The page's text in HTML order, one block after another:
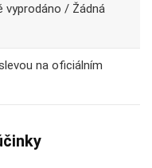
vyprodáno / Žádná
na oficiálním